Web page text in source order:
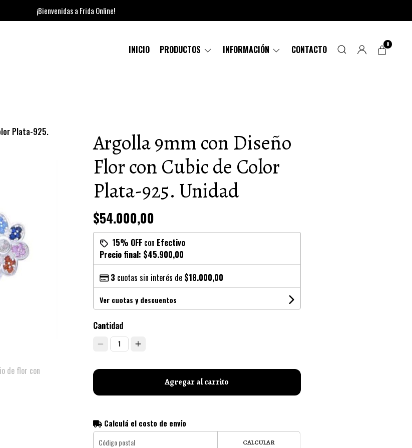
¡Bienvenidas a Frida Online!
INICIO PRODUCTOS INFORMACIÓN CONTACTO 0
Plata-925.
de flor con
Argolla 9mm con Diseño
Flor con Cubic de Color
Plata-925. Unidad
$54.000,00
15% OFFcon Efectivo
Precio final: $45.900,00
3 cuotas sin interés de $18.000,00
Ver cuotas y descuentos
Cantidad
1
Agregar al carrito
Calculá el costo de envío
CALCULAR